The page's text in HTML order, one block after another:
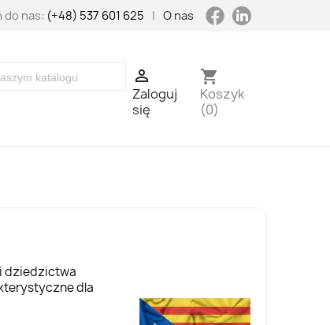
do nas: (+48) 537 601 625 | O nas Facebook

Zaloguj
się
shopping_cart
Koszyk
(0)
dziedzictwa
dla